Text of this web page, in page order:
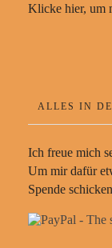
Klicke hier, um
ALLES IN
Ich freue mich
Um mir dafür
Spende